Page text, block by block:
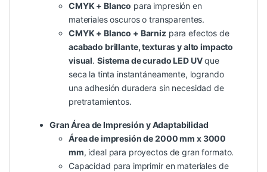
CMYK + Blanco para impresión en
materiales oscuros o transparentes.
CMYK + Blanco + Barnizpara efectos de
acabado brillante, texturas y alto impacto
visual. Sistema de curado LED UVque
seca la tinta instantáneamente, logrando
una adhesión duradera sin necesidad de
pretratamientos.
Gran Área de Impresión y Adaptabilidad
Área de impresión de 2000 mm x 3000
mm, ideal para proyectos de gran formato.
Capacidad para imprimir en materiales de